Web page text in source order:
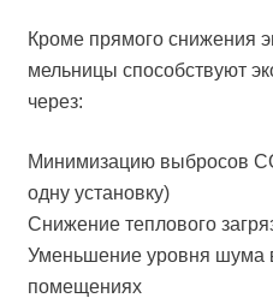
Кроме прямого снижения
мельницы способствуют
через:
Минимизацию выбросов
одну установку)
Снижение теплового
Уменьшение уровня шума
помещениях